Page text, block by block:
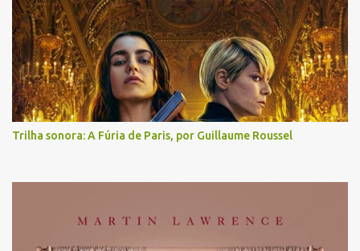
Trilha sonora: A Fúria de Paris, por Guillaume Roussel